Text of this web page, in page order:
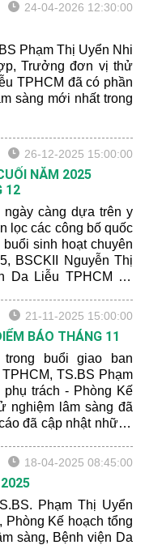
24-04-2026 12:30:00
Phạm Thị Uyển Nhi
Trưởng đơn vị thử
TPHCM đã có phần
sàng mới nhất trong
26-12-2025 15:00:00
NĂM 2025
12
càng dựa trên y
lọc các công bố quốc
sinh hoạt chuyên
BSCKII Nguyễn Thị
Da Liễu TPHCM đã
2025 với trọng tâm là
để “Đọc xong –
21-11-2025 15:00:00
BÁO THÁNG 11
trong buổi giao ban
TS.BS Phạm
trách - Phòng Kế
nghiệm lâm sàng đã
đã cập nhật những
trên thế giới có thể áp
18-04-2025 08:45:00
Phạm Thị Uyển
Phòng Kế hoạch tổng
sàng, Bệnh viện Da